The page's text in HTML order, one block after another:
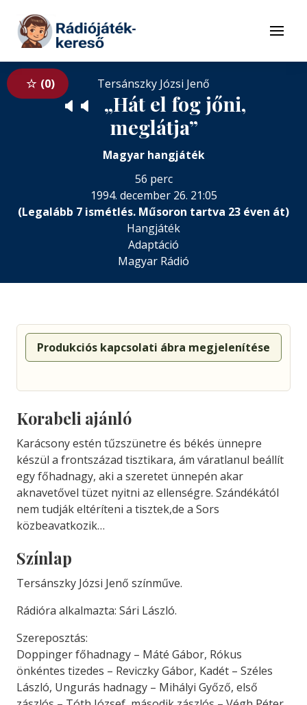
Tovább a tartalomhoz
Menü
0 Tersánszky Józsi Jenő
🔈 🔈
„Hát el fog jőni,
meglátja”
Magyar hangjáték
56 perc
1994. december 26. 21:05
(Legalább 7 ismétlés. Műsoron tartva 23 éven át)
Hangjáték
Adaptáció
Magyar Rádió
Produkciós kapcsolati ábra megjelenítése
Korabeli ajánló
Karácsony estén tűzszünetre és békés ünnepre
készül a frontszázad tisztikara, ám váratlanul beállít
egy főhadnagy, aki a szeretet ünnepén akar
aknavetővel tüzet nyitni az ellenségre. Szándékától
nem tudják eltéríteni a tisztek,de a Sors
közbeavatkozik…
Színlap
Tersánszky Józsi Jenő színműve.
Rádióra alkalmazta: Sári László.
Szereposztás:
Doppinger főhadnagy – Máté Gábor, Rókus
önkéntes tizedes – Reviczky Gábor, Kadét – Széles
László, Ungurás hadnagy – Mihályi Győző, első